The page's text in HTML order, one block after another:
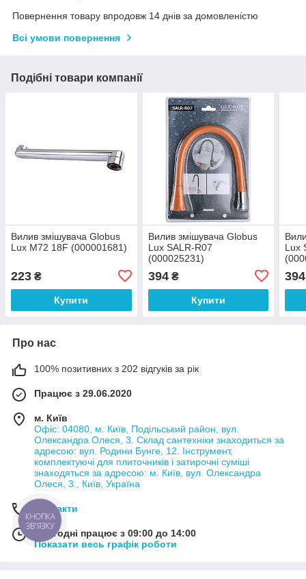
Повернення товару впродовж 14 днів за домовленістю
Всі умови повернення
Подібні товари компанії
Вилив змішувача Globus
Lux M72 18F (000001681)
223 ₴
Купити
Вилив змішувача Globus
Lux SALR-R07
(000025231)
394₴
Купити
Lux
394
Про нас
100% позитивних з 202 відгуків за рік
Працює з 29.06.2020
м. Київ
Офіс: 04080, м. Київ, Подільський район, вул.
Олександра Олеся, 3. Склад сантехніки знаходиться за
адресою: вул. Родини Бунге, 12. Інструмент,
комплектуючі для плиточників і затирочні суміші
знаходяться за адресою: м. Київ, вул. Олександра
Олеся, 3., Київ, Україна
Контакти
Сьогодні працює з 09:00 до 14:00
Показати весь графік роботи
КНОПКА
ЗВ'ЯЗКУ